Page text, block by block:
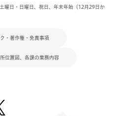
曜日・日曜日、祝日、年末年始（12月29日か
ク・著作権・免責事項
位置図、各課の業務内容